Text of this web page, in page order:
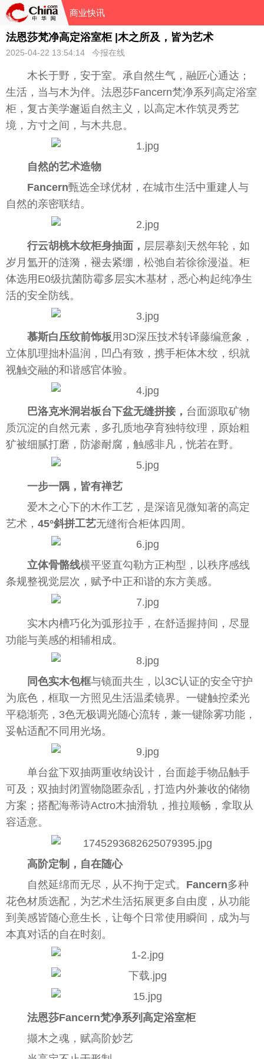
商业快讯
法恩莎梵净高定浴室柜 |木之所及，皆为艺术
2025-04-22 13:54:14 今报在线
木长于野，安于室。承自然生气，融匠心通达；
生活，当与木为伴。法恩莎Fancern梵净系列高定浴室
柜，复古美学邂逅自然主义，以高定木作筑灵秀艺
境，方寸之间，与木共息。
自然的艺术造物
Fancern甄选全球优材，在城市生活中重建人与
自然的亲密联结。
行云胡桃木纹柜身抽面， 层层摹刻天然年轮，如
岁月氲开的涟漪，褪去紧绷，松弛自若徐徐漫溢。柜
体选用E0级抗菌防霉多层实木基材，悉心构起纯净生
活的安全防线。
慕斯白压纹前饰板用3D深压技术转译藤编意象，
立体肌理拙朴温润，凹凸有致，携手柜体木纹，织就
视触交融的和谐感官体验。
巴洛克米洞岩板台下盆无缝拼接， 台面源取矿物
质沉淀的自然元素，多孔质地孕育独特纹理，原始粗
犷被细腻打磨，防渗耐腐，触感非凡，恍若在野。
一步一隅，皆有禅艺
爱木之心下的木作工艺，是深谙见微知著的高定
艺术， 45°斜拼工艺无缝衔合柜体四周。
立体骨骼线横平竖直勾勒方正构型，以秩序感线
条规整视觉层次，赋予中正和谐的东方美感。
实木内槽巧化为弧形拉手，在舒适握持间，尽显
功能与美感的相辅相成。
同色实木包框与镜面共生，以3C认证的安全守护
为底色，框取一方照见生活温柔镜界。一键触控柔光
平稳渐亮，3色无极调光随心流转，兼一键除雾功能，
妥帖适配不同用光场。
单台盆下双抽两重收纳设计，台面趁手物品触手
可及；双抽封闭置物隐匿杂乱，打造内外兼收的储物
方案；搭配海蒂诗Actro木抽滑轨，推拉顺畅，拿取从
容适意。
高阶定制，自在随心
自然延绵而无尽，从不拘于定式。 Fancern多种
花色材质选配，为艺术生活拓展更多自由度，从功能
到美感皆随心意生长，让每个日常使用瞬间，成为与
本真对话的自在时刻。
法恩莎Fancern梵净系列高定浴室柜
撷木之魂，赋高阶妙艺